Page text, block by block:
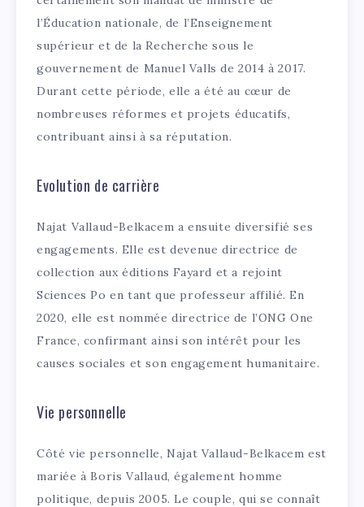
l’Éducation nationale, de l’Enseignement
supérieur et de la Recherche sous le
gouvernement de Manuel Valls de 2014 à 2017.
Durant cette période, elle a été au cœur de
nombreuses réformes et projets éducatifs,
contribuant ainsi à sa réputation.
Evolution de carrière
Najat Vallaud-Belkacem a ensuite diversifié ses
engagements. Elle est devenue directrice de
collection aux éditions Fayard et a rejoint
Sciences Po en tant que professeur affilié. En
2020, elle est nommée directrice de l’ONG One
France, confirmant ainsi son intérêt pour les
causes sociales et son engagement humanitaire.
Vie personnelle
Côté vie personnelle, Najat Vallaud-Belkacem est
mariée à Boris Vallaud, également homme
politique, depuis 2005. Le couple, qui se connaît